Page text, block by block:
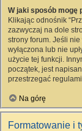
W jaki sposób mogę
Klikając odnośnik
zazwyczaj na dole
strony forum. Jeśli
wyłączona lub nie
użycie tej funkcji.
początek, jest
przestrzegać
Na górę
Formatowanie i